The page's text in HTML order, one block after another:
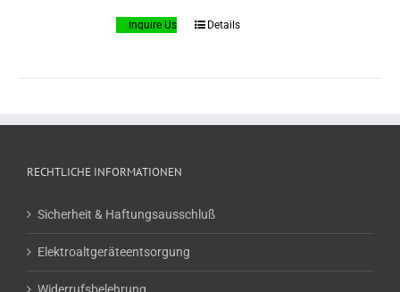
Inquire Us Details
RECHTLICHE INFORMATIONEN
Sicherheit & Haftungsausschluß
Elektroaltgeräteentsorgung